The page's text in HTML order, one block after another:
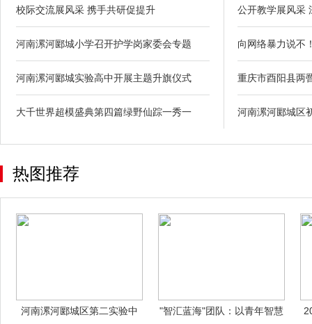
校际交流展风采 携手共研促提升
河南漯河郾城小学召开护学岗家委会专题
河南漯河郾城实验高中开展主题升旗仪式
大千世界超模盛典第四篇绿野仙踪一秀一
公开教学展风
向网络暴力说不
重庆市酉阳县两
河南漯河郾城区
热图推荐
河南漯河郾城区第二实验中
"智汇蓝海"团队：以青年智慧